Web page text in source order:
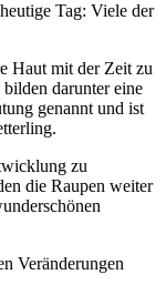
Tag: Viele der
Haut mit der Zeit zu
darunter eine
genannt und ist
zu
die Raupen weiter
Veränderungen